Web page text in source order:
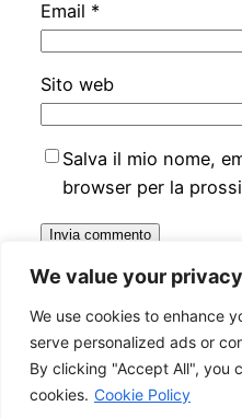
We value your privacy
We use cookies to enhance
serve personalized ads or
By clicking "Accept All", you
cookies. Cookie Policy
Email *
Sito web
Salva il mio nome,
browser per la
Evolutiontravel Network